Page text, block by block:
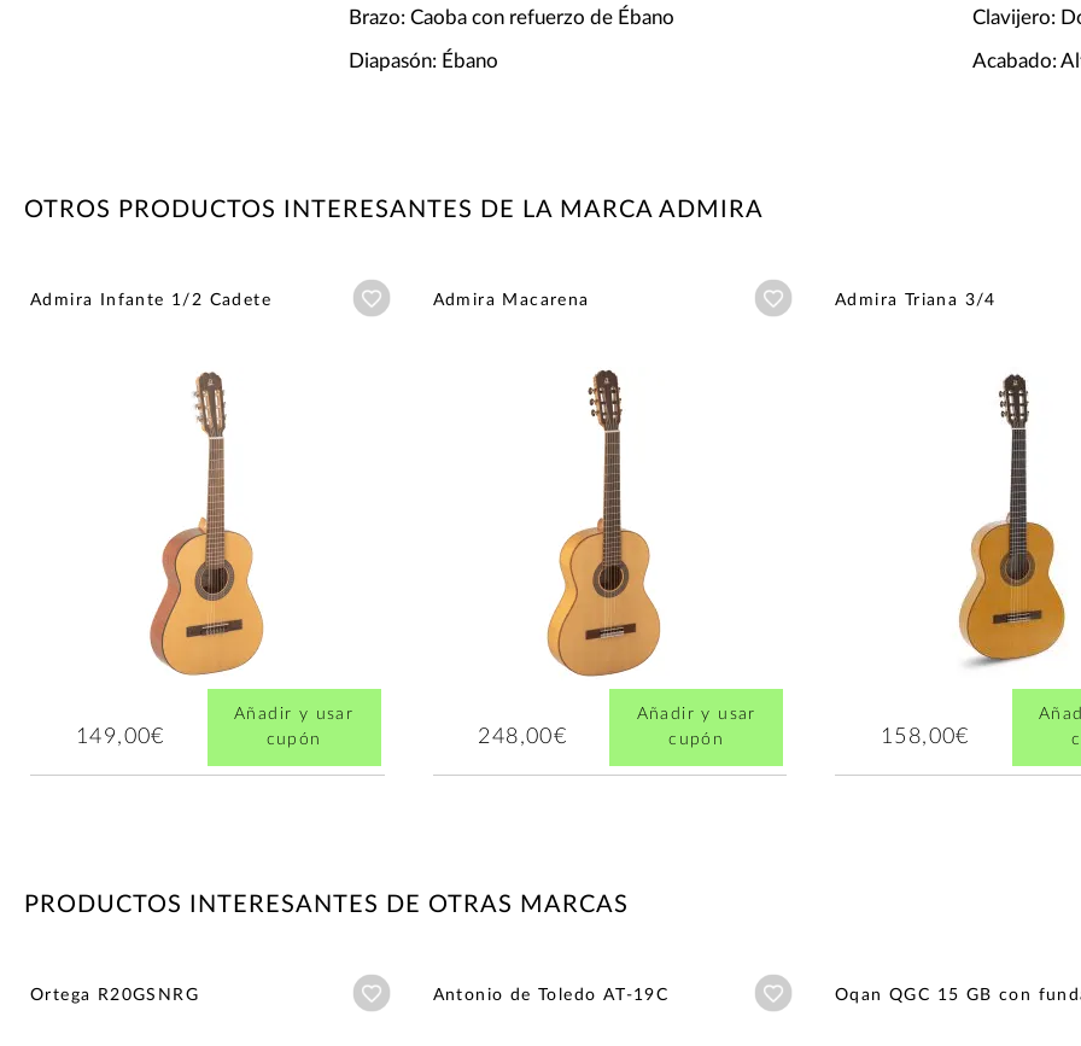
Brazo: Caoba con refuerzo de Ébano
Diapasón: Ébano
Clavijero:
Acabado:
OTROS PRODUCTOS INTERESANTES DE LA MARCA ADMIRA
Admira Infante 1/2 Cadete Añadir a wishlist
149,00€
Añadir y usar
cupón
Admira Macarena Añadir a wishlist
248,00€
Añadir y usar
cupón
Admira Triana 3/4
158,00€
PRODUCTOS INTERESANTES DE OTRAS MARCAS
Ortega R20GSNRG Añadir a wishlist
Antonio de Toledo AT-19C Añadir a wishlist
Oqan QGC 15 GB con